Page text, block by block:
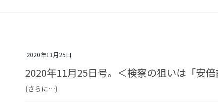
2020年11月25日
2020年11月25日号。＜検察の狙いは「安
(さらに…)